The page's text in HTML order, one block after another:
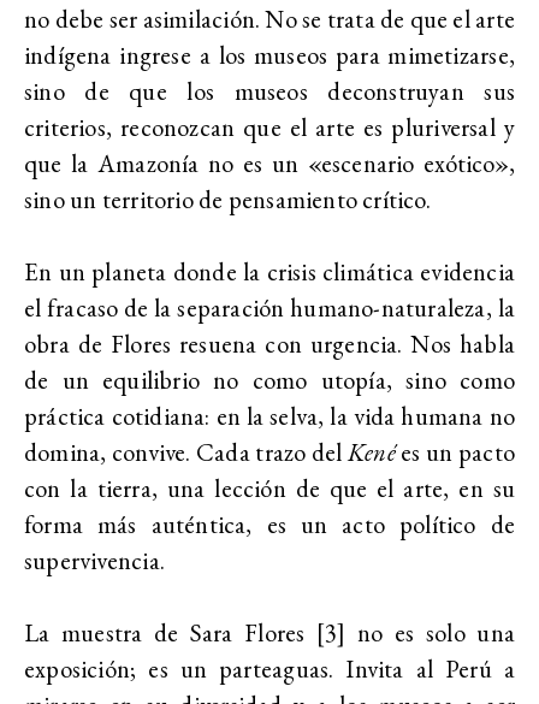
no debe ser asimilación. No se trata de que el arte
indígena ingrese a los museos para mimetizarse,
sino de que los museos deconstruyan sus
criterios, reconozcan que el arte es pluriversal y
que la Amazonía no es un «escenario exótico»,
sino un territorio de pensamiento crítico.
En un planeta donde la crisis climática evidencia
el fracaso de la separación humano-naturaleza, la
obra de Flores resuena con urgencia. Nos habla
de un equilibrio no como utopía, sino como
práctica cotidiana: en la selva, la vida humana no
domina, convive. Cada trazo delKenées un pacto
con la tierra, una lección de que el arte, en su
forma más auténtica, es un acto político de
supervivencia.
La muestra de Sara Flores [3] no es solo una
exposición; es un parteaguas. Invita al Perú a